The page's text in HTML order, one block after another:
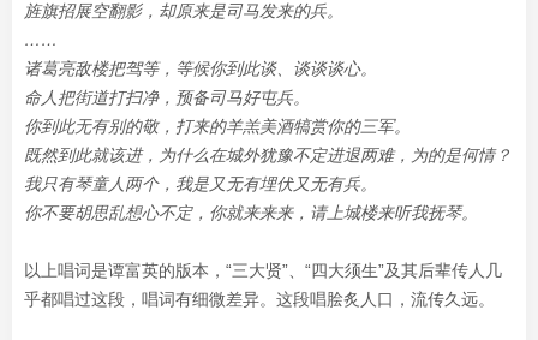
旌旗招展空翻影，却原来是司马发来的兵。
……
诸葛亮敌楼把驾等，等候你到此谈、谈谈谈心。
命人把街道打扫净，预备司马好屯兵。
你到此无有别的敬，打来的羊羔美酒犒赏你的三军。
既然到此就该进，为什么在城外犹豫不定进退两难，为的是何情？
我只有琴童人两个，我是又无有埋伏又无有兵。
你不要胡思乱想心不定，你就来来来，请上城楼来听我抚琴。
以上唱词是谭富英的版本，“三大贤”、“四大须生”及其后辈传人几
乎都唱过这段，唱词有细微差异。这段唱脍炙人口，流传久远。